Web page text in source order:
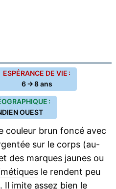
ESPÉRANCE DE VIE :
6 → 8 ans
:
OUEST
couleur brun foncé avec
sur le corps (au-
des marques jaunes ou
le rendent peu
. Il imite assez bien le